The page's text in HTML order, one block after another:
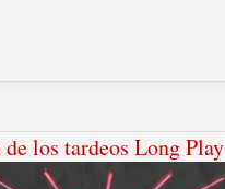
los tardeos Long